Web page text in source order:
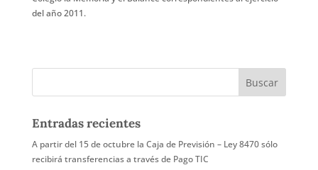
del año 2011.
Entradas recientes
A partir del 15 de octubre la Caja de Previsión – Ley 8470 sólo
recibirá transferencias a través de Pago TIC